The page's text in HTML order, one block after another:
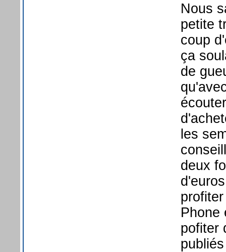
Nous
petite
coup
ça
de
les
deux
Phone
pofiter